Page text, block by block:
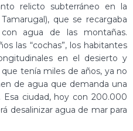
relicto subterráneo en la
que se recargaba
agua de las montañas.
las “cochas”, los habitantes
en el desierto y
tenía miles de años, ya no
de agua que demanda una
ciudad, hoy con 200.000
desalinizar agua de mar para